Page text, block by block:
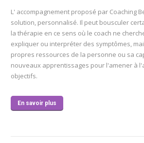
L' accompagnement proposé par Coaching
solution, personnalisé. Il peut bousculer
la thérapie en ce sens où le coach ne
expliquer ou interpréter des symptômes,
propres ressources de la personne ou sa
nouveaux apprentissages pour l'amener à
objectifs.
En savoir plus